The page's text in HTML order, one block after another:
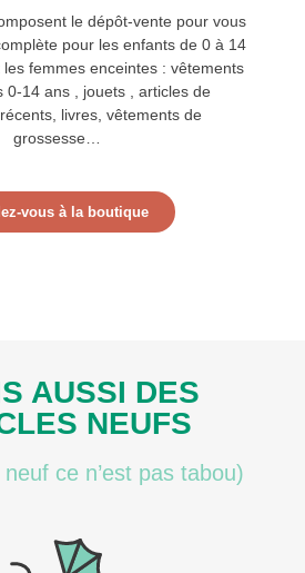
le dépôt-vente pour vous
pour les enfants de 0 à 14
femmes enceintes : vêtements
0-14 ans , jouets , articles de
livres, vêtements de
grossesse…
vous à la boutique
AUSSI DES
NEUFS
ce n’est pas tabou)